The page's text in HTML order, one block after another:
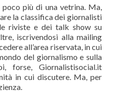
più di una vetrina. Ma,
la classifica dei giornalisti
riviste e dei talk show su
iscrivendosi alla mailing
all’area riservata, in cui
del giornalismo e sulla
forse, Giornalistisocial.it
in cui discutere. Ma, per